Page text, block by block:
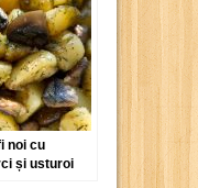
noi cu
și usturoi